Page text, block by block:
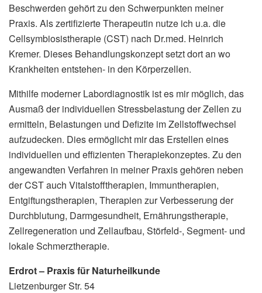
Beschwerden gehört zu den Schwerpunkten meiner
Praxis. Als zertifizierte Therapeutin nutze ich u.a. die
Cellsymbiosistherapie (CST) nach Dr.med. Heinrich
Kremer. Dieses Behandlungskonzept setzt dort an wo
Krankheiten entstehen- in den Körperzellen.
Mithilfe moderner Labordiagnostik ist es mir möglich, das
Ausmaß der individuellen Stressbelastung der Zellen zu
ermitteln, Belastungen und Defizite im Zellstoffwechsel
aufzudecken. Dies ermöglicht mir das Erstellen eines
individuellen und effizienten Therapiekonzeptes. Zu den
angewandten Verfahren in meiner Praxis gehören neben
der CST auch Vitalstofftherapien, Immuntherapien,
Entgiftungstherapien, Therapien zur Verbesserung der
Durchblutung, Darmgesundheit, Ernährungstherapie,
Zellregeneration und Zellaufbau, Störfeld-, Segment- und
lokale Schmerztherapie.
Erdrot – Praxis für Naturheilkunde
Lietzenburger Str. 54